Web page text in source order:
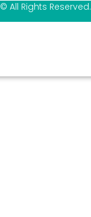
© All Rights Reserved.